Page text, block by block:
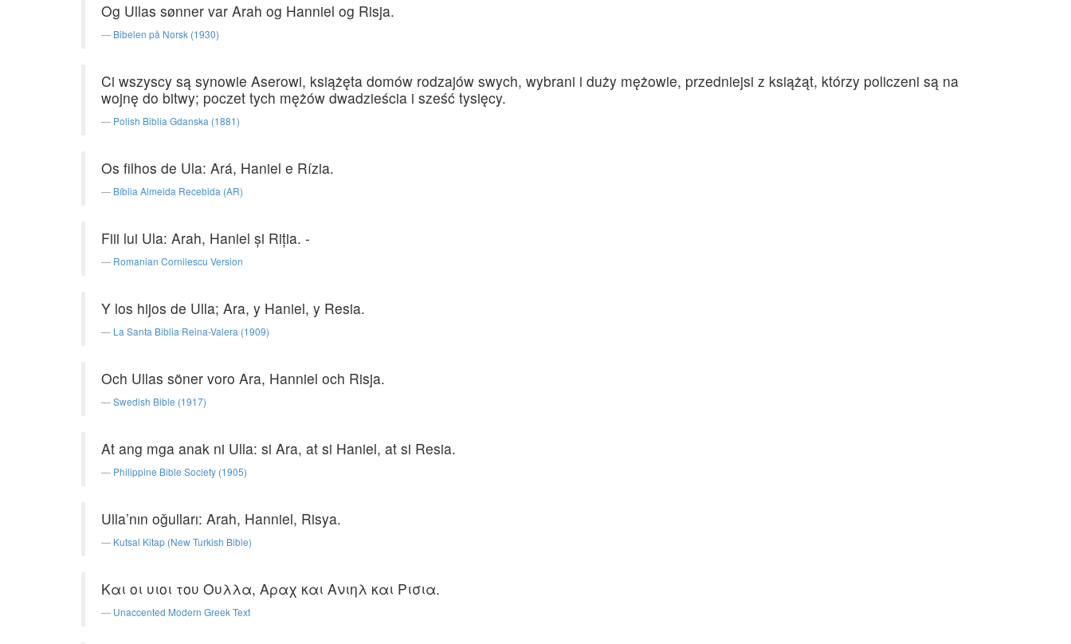
Og Ullas sønner var Arah og Hanniel og Risja.
Bibelen på Norsk (1930)
Ci wszyscy są synowie Aserowi, książęta domów rodzajów swych, wybrani i duży mężowie, przedniejsi z książąt, którzy policzeni są na
wojnę do bitwy; poczet tych mężów dwadzieścia i sześć tysięcy.
Polish Biblia Gdanska (1881)
Os filhos de Ula: Ará, Haniel e Rízia.
Bíblia Almeida Recebida (AR)
Fiii lui Ula: Arah, Haniel şi Riţia. -
Romanian Cornilescu Version
Y los hijos de Ulla; Ara, y Haniel, y Resia.
La Santa Biblia Reina-Valera (1909)
Och Ullas söner voro Ara, Hanniel och Risja.
Swedish Bible (1917)
At ang mga anak ni Ulla: si Ara, at si Haniel, at si Resia.
Philippine Bible Society (1905)
Ulla’nın oğulları: Arah, Hanniel, Risya.
Kutsal Kitap (New Turkish Bible)
Και οι υιοι του Ουλλα, Αραχ και Ανιηλ και Ρισια.
Unaccented Modern Greek Text